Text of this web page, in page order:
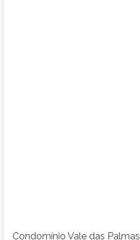
Condomínio Vale das Palmas